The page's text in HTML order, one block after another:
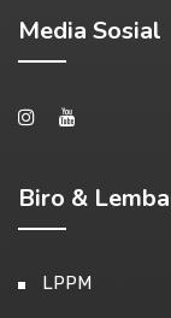
Media Sosial
Biro &
LPPM